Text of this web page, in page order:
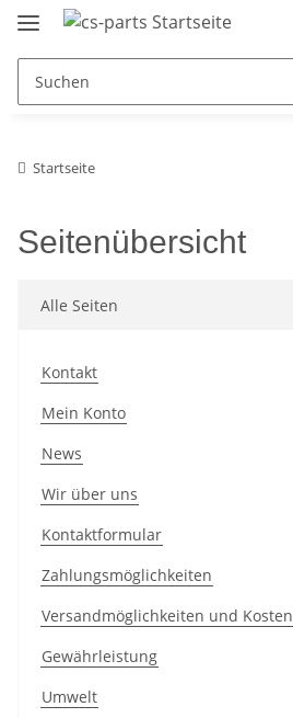
Startseite
Seitenübersicht
Alle Seiten
Kontakt
Mein Konto
News
Wir über uns
Kontaktformular
Zahlungsmöglichkeiten
Versandmöglichkeiten und Kosten
Gewährleistung
Umwelt